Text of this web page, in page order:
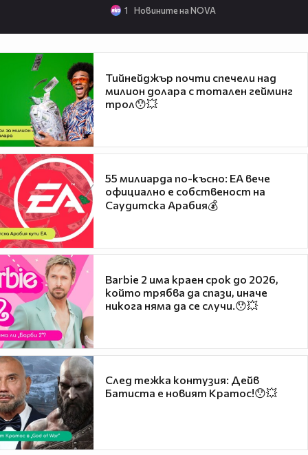
1 Новините на NOVA
Тийнейджър почти спечели над
милион долара с тотален гейминг
трол😯💥
55 милиарда по-късно: EA вече
официално е собственост на
Саудитска Арабия💰
Barbie 2 има краен срок до 2026,
който трябва да спази, иначе
никога няма да се случи.😯💥
След тежка контузия: Дейв
Батиста е новият Кратос!😯💥